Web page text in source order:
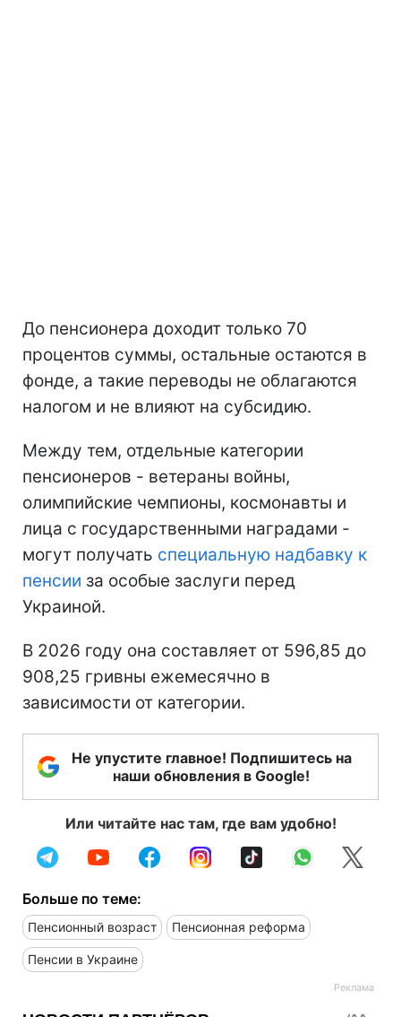
До пенсионера доходит только 70
процентов суммы, остальные остаются в
фонде, а такие переводы не облагаются
налогом и не влияют на субсидию.
Между тем, отдельные категории
пенсионеров - ветераны войны,
олимпийские чемпионы, космонавты и
лица с государственными наградами -
могут получать специальную надбавку к
пенсии за особые заслуги перед
Украиной.
В 2026 году она составляет от 596,85 до
908,25 гривны ежемесячно в
зависимости от категории.
Не упустите главное! Подпишитесь на
наши обновления в Google!
Или читайте нас там, где вам удобно!
Больше по теме:
Пенсионный возраст Пенсионная реформа
Пенсии в Украине